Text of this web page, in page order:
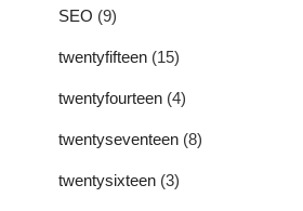
SEO (9)
twentyfifteen (15)
twentyfourteen (4)
twentyseventeen (8)
twentysixteen (3)